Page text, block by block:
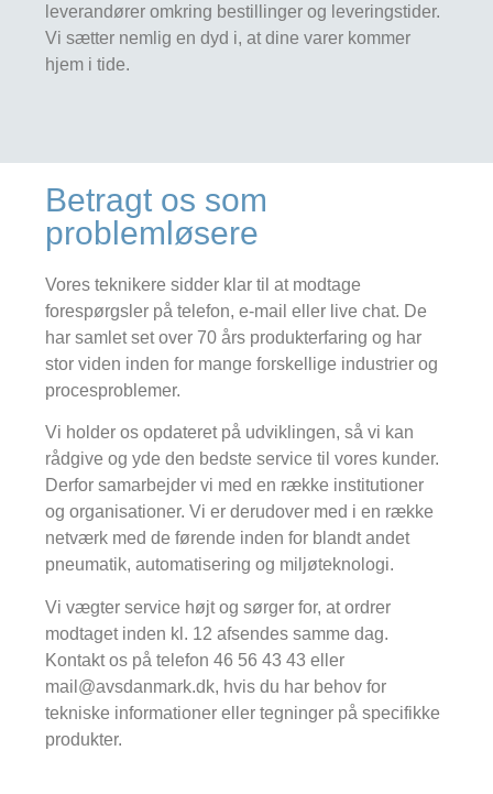
leverandører omkring bestillinger og leveringstider.
Vi sætter nemlig en dyd i, at dine varer kommer
hjem i tide.
Betragt os som
problemløsere
Vores teknikere sidder klar til at modtage
forespørgsler på telefon, e-mail eller live chat. De
har samlet set over 70 års produkterfaring og har
stor viden inden for mange forskellige industrier og
procesproblemer.
Vi holder os opdateret på udviklingen, så vi kan
rådgive og yde den bedste service til vores kunder.
Derfor samarbejder vi med en række institutioner
og organisationer. Vi er derudover med i en række
netværk med de førende inden for blandt andet
pneumatik, automatisering og miljøteknologi.
Vi vægter service højt og sørger for, at ordrer
modtaget inden kl. 12 afsendes samme dag.
Kontakt os på telefon 46 56 43 43 eller
mail@avsdanmark.dk, hvis du har behov for
tekniske informationer eller tegninger på specifikke
produkter.